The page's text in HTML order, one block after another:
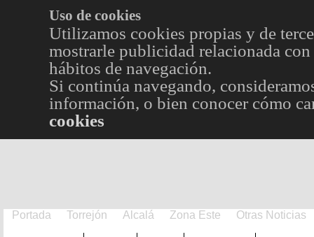
Uso de cookies
Utilizamos cookies propias y de
mostrarle publicidad relacionada
hábitos de navegación.
Si continúa navegando,
información, o bien conocer cómo
cookies
Portada Torrejón Alcalá Zona Este Otras Noticias